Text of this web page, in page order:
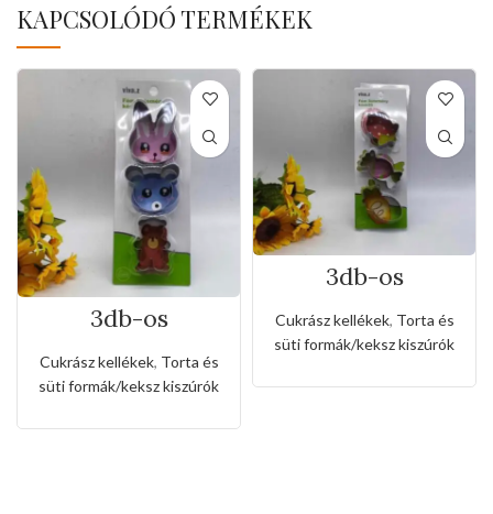
KAPCSOLÓDÓ TERMÉKEK
3db-os
kiszúró készlet
nyuszi és maci
alakkal
Cukrász kellékek, Torta és
süti formák/keksz kiszúrók
3db-os
kiszúró készlet
cukorka alakkal
Cukrász kellékek, Torta és
süti formák/keksz kiszúrók